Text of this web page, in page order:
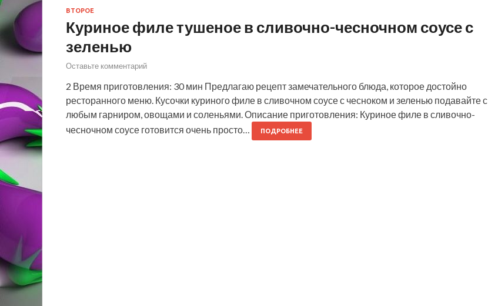
ВТОРОЕ
Куриное филе тушеное в сливочно-чесночном соусе с
зеленью
Оставьте комментарий
2 Время приготовления: 30 мин Предлагаю рецепт замечательного блюда, которое достойно
ресторанного меню. Кусочки куриного филе в сливочном соусе с чесноком и зеленью подавайте с
любым гарниром, овощами и соленьями. Описание приготовления: Куриное филе в сливочно-
чесночном соусе готовится очень просто…
ПОДРОБНЕЕ